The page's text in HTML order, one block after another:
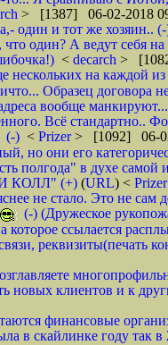
> [1387] 06-02-2018
один и тот же хозяин..
что один? А ведут себя
< decarch >
нескольких на каждой из
Образец договора
вообще
Всё стандартно..
(-) < Prizer> [1092] 06-
но они его
полгода" в духе
КОЛЛ" (+) (URL) <
не стало. Это не сам
(-) (Дружеское
которое ссылается
реквизиты(печать
новых клиентов и к
финансовые
в скайлинке году